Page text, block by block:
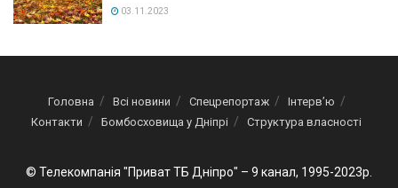
03.11.2023
Головна Всі новини Спецрепортаж
Інтерв’ю
Контакти
Бомбосховища у Дніпрі Структура власності
© Телекомпанія "Приват ТБ Дніпро" – 9 канал, 1995-2023р.